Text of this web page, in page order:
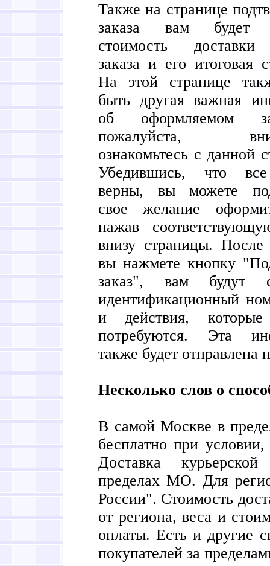
Также на странице
заказа вам будет
стоимость доставки
заказа и его итоговая
На этой странице
быть другая важная
об оформляемом
пожалуйста,
ознакомьтесь с данной
Убедившись, что
верны, вы можете
свое желание
нажав
внизу страницы. После
вы нажмете кнопку
заказ", вам будут
идентификационный
и действия,
потребуются. Эта
также будет отправлена
Несколько слов о
В самой Москве в
бесплатно при
Доставка
пределах МО. Для
России". Стоимость
от региона, веса и
оплаты. Есть и другие
покупателей за